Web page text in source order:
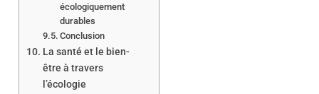
écologiquement
durables
Conclusion
La santé et le bien-
être à travers
l’écologie